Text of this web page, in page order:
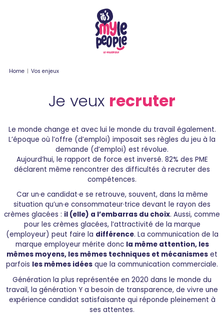
Home | Vos enjeux
Je veux recruter
Le monde change et avec lui le monde du travail également.
L’époque où l’offre (d’emploi) imposait ses règles du jeu à la
demande (d’emploi) est révolue.
Aujourd’hui, le rapport de force est inversé. 82% des PME
déclarent même rencontrer des difficultés à recruter des
compétences.
Car un·e candidat·e se retrouve, souvent, dans la même
situation qu’un·e consommateur·trice devant le rayon des
crèmes glacées : il (elle) a l’embarras du choix. Aussi, comme
pour les crèmes glacées, l’attractivité de la marque
(employeur) peut faire la différence. La communication de la
marque employeur mérite donc la même attention, les
mêmes moyens, les mêmes techniques et mécanismes et
parfois les mêmes idées que la communication commerciale.
Génération la plus représentée en 2020 dans le monde du
travail, la génération Y a besoin de transparence, de vivre une
expérience candidat satisfaisante qui réponde pleinement à
ses attentes.